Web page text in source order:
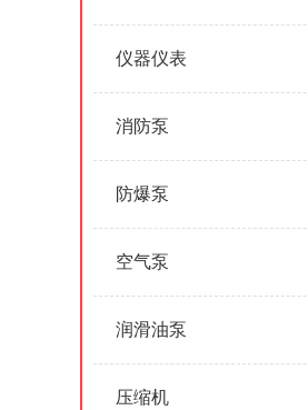
仪器仪表
消防泵
防爆泵
空气泵
润滑油泵
压缩机